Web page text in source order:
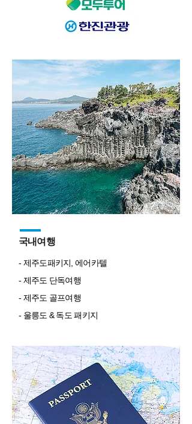
국내여행
- 제주도패키지, 에어카텔
- 제주도 단독여행
- 제주도 골프여행
- 울릉도 & 독도 패키지